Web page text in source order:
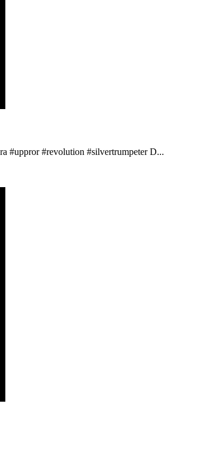
#uppror #revolution #silvertrumpeter D...